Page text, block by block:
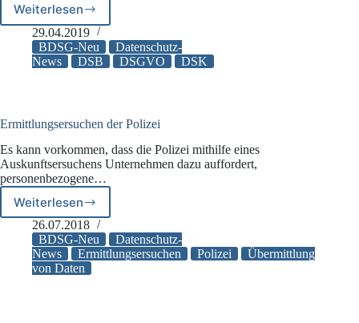
Weiterlesen
Keine
Abschaffung
des
Datenschutzbeauftragten
29.04.2019
BDSG-Neu
Datenschutz-
News
DSB DSGVO DSK
Ermittlungsersuchen der Polizei
Es kann vorkommen, dass die Polizei mithilfe eines
Auskunftsersuchens Unternehmen dazu auffordert,
personenbezogene…
WeiterlesenErmittlungsersuchen
der
Polizei
26.07.2018
BDSG-Neu
Datenschutz-
News
Ermittlungsersuchen Polizei
Übermittlung
von Daten